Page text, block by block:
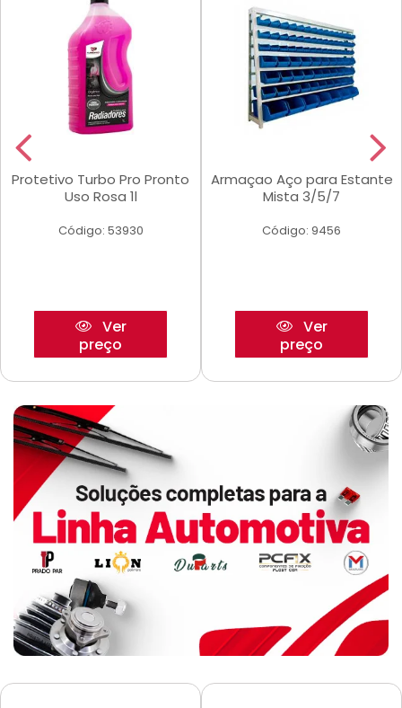
Protetivo Turbo Pro Pronto
Uso Rosa 1l
Código: 53930
Ver
preço
Armaçao Aço para Estante
Mista 3/5/7
Código: 9456
Ver
preço